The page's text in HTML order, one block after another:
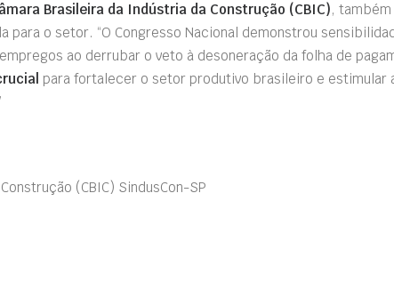
Brasileira da Indústria da Construção (CBIC), também
para o setor. “O Congresso Nacional demonstrou
ao derrubar o veto à desoneração da folha de
para fortalecer o setor produtivo brasileiro e estimular
(CBIC) SindusCon-SP